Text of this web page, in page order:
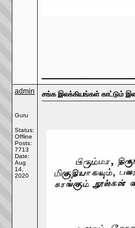
admin
Guru
Status:
Offline
Posts:
7713
Date:
Aug
14,
2020
சங்க இலக்கியங்கள் காட்டும்